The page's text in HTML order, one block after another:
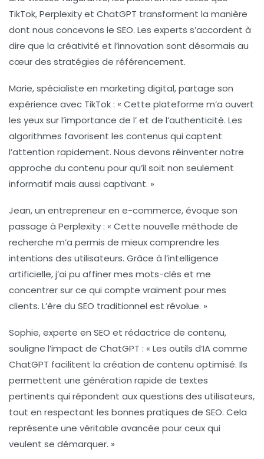
TikTok,Perplexityet ChatGPT transforment la manière
dont nous concevons le SEO. Les experts s’accordent à
dire que la créativité et l’innovation sont désormais au
cœur des stratégies de référencement.
Marie, spécialiste en marketing digital, partage son
expérience avec TikTok : « Cette plateforme m’a ouvert
les yeux sur l’importance de l’et de l’authenticité. Les
algorithmes favorisent les contenus qui captent
l’attention rapidement. Nous devons réinventer notre
approche du contenu pour qu’il soit non seulement
informatif mais aussi captivant. »
Jean, un entrepreneur en e-commerce, évoque son
passage à Perplexity : « Cette nouvelle méthode de
recherche m’a permis de mieux comprendre les
intentions des utilisateurs. Grâce à l’intelligence
artificielle, j’ai pu affiner mes mots-clés et me
concentrer sur ce qui compte vraiment pour mes
clients. L’ère du SEO traditionnel est révolue. »
Sophie, experte en SEO et rédactrice de contenu,
souligne l’impact de ChatGPT : « Les outils d’IA comme
ChatGPT facilitent la création de contenu optimisé. Ils
permettent une génération rapide de textes
pertinents qui répondent aux questions des utilisateurs,
tout en respectant les bonnes pratiques de SEO. Cela
représente une véritable avancée pour ceux qui
veulent se démarquer. »